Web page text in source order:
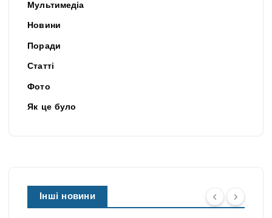
Мультимедіа
Новини
Поради
Статті
Фото
Як це було
Інші новини